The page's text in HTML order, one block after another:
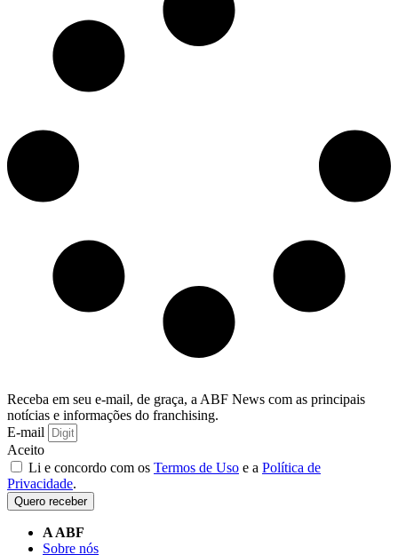
Receba em seu e-mail, de graça, a ABF News com as principais
notícias e informações do franchising.
E-mail
Aceito
Li e concordo com os Termos de Uso e a Política de
Privacidade.
Quero receber
A ABF
Sobre nós